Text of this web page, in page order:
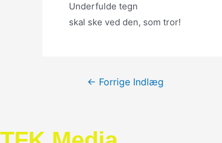
Underfulde tegn
skal ske ved den, som tror!
Indlægsnavigation
← Forrige Indlæg